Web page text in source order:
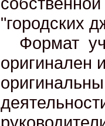
"городских
Формат
оригинален